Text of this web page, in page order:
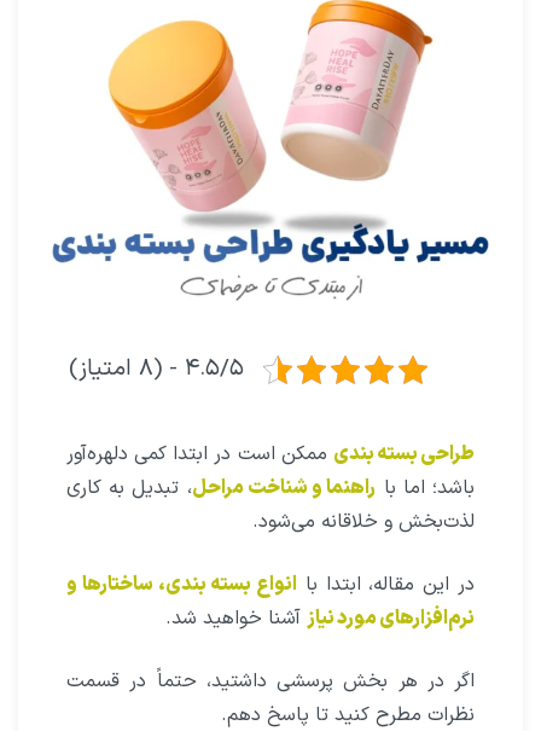
۴.۵/۵ - (۸ امتیاز)
طراحی بسته‌ بندی ممکن است در ابتدا کمی دلهره‌آور
باشد؛ اما با راهنما و شناخت مراحل، تبدیل به کاری
لذت‌بخش و خلاقانه می‌شود.
در این مقاله، ابتدا با انواع بسته‌ بندی، ساختارها و
نرم‌افزارهای مورد نیاز آشنا خواهید شد.
اگر در هر بخش پرسشی داشتید، حتماً در قسمت
نظرات مطرح کنید تا پاسخ دهم.